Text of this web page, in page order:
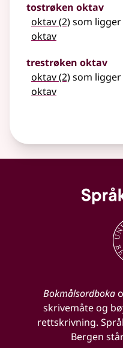
tostrøken oktav
oktav(2)som
oktav
trestrøken oktav
oktav(2)som
oktav
Bokmålsordboka
skrivemåte og
rettskrivning.
Bergen